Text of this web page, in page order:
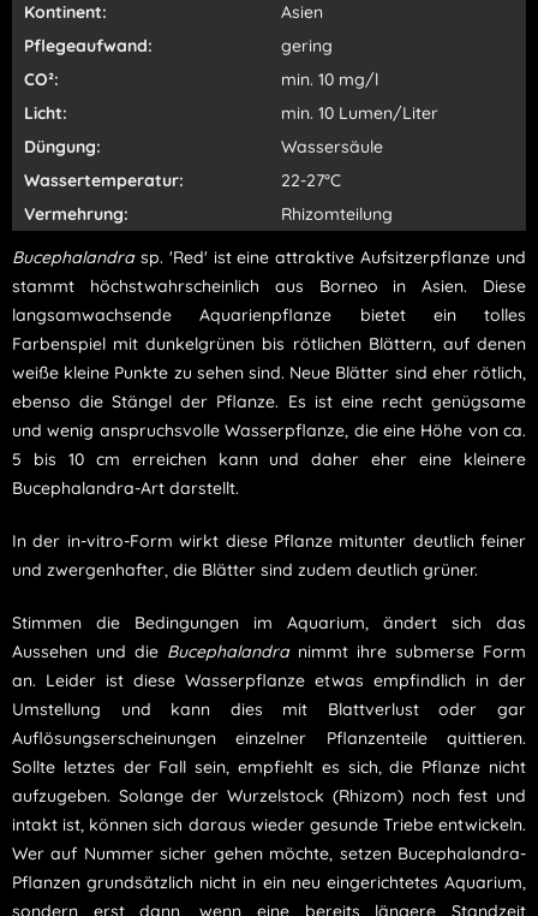
Kontinent:
Asien
Pflegeaufwand:
gering
CO²:
min. 10 mg/l
Licht:
min. 10 Lumen/Liter
Düngung:
Wassersäule
Wassertemperatur:
22-27°C
Vermehrung:
Rhizomteilung
Bucephalandrasp. 'Red' ist eine attraktive Aufsitzerpflanze und
stammt höchstwahrscheinlich aus Borneo in Asien. Diese
langsamwachsende Aquarienpflanze bietet ein tolles
Farbenspiel mit dunkelgrünen bis rötlichen Blättern, auf denen
weiße kleine Punkte zu sehen sind. Neue Blätter sind eher rötlich,
ebenso die Stängel der Pflanze. Es ist eine recht genügsame
und wenig anspruchsvolle Wasserpflanze, die eine Höhe von ca.
5 bis 10 cm erreichen kann und daher eher eine kleinere
Bucephalandra-Art darstellt.
In der in-vitro-Form wirkt diese Pflanze mitunter deutlich feiner
und zwergenhafter, die Blätter sind zudem deutlich grüner.
Stimmen die Bedingungen im Aquarium, ändert sich das
Aussehen und die Bucephalandranimmt ihre submerse Form
an. Leider ist diese Wasserpflanze etwas empfindlich in der
Umstellung und kann dies mit Blattverlust oder gar
Auflösungserscheinungen einzelner Pflanzenteile quittieren.
Sollte letztes der Fall sein, empfiehlt es sich, die Pflanze nicht
aufzugeben. Solange der Wurzelstock (Rhizom) noch fest und
intakt ist, können sich daraus wieder gesunde Triebe entwickeln.
Wer auf Nummer sicher gehen möchte, setzen Bucephalandra-
Pflanzen grundsätzlich nicht in ein neu eingerichtetes Aquarium,
sondern erst dann, wenn eine bereits längere Standzeit